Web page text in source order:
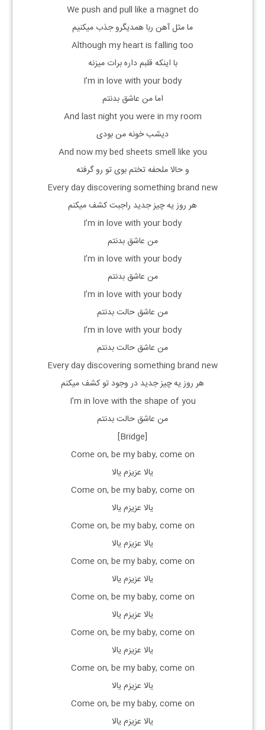
We push and pull like a magnet do
ما مثل آهن ربا همدیگرو جذب میکنیم
Although my heart is falling too
با اینکه قلبم داره برات میزنه
I’m in love with your body
اما من عاشق بدنتم
And last night you were in my room
دیشب خونه من بودی
And now my bed sheets smell like you
و حالا ملحفه تختم بوی تو رو گرفته
Every day discovering something brand new
هر روز یه چیز جدید راجبت کشف میکنم
I’m in love with your body
من عاشق بدنتم
I’m in love with your body
من عاشق بدنتم
I’m in love with your body
من عاشق حالت بدنتم
I’m in love with your body
من عاشق حالت بدنتم
Every day discovering something brand new
هر روز یه چیز جدید در وجود تو کشف میکنم
I’m in love with the shape of you
من عاشق حالت بدنتم
[Bridge]
Come on, be my baby, come on
یالا عزیزم یالا
Come on, be my baby, come on
یالا عزیزم یالا
Come on, be my baby, come on
یالا عزیزم یالا
Come on, be my baby, come on
یالا عزیزم یالا
Come on, be my baby, come on
یالا عزیزم یالا
Come on, be my baby, come on
یالا عزیزم یالا
Come on, be my baby, come on
یالا عزیزم یالا
Come on, be my baby, come on
یالا عزیزم یالا